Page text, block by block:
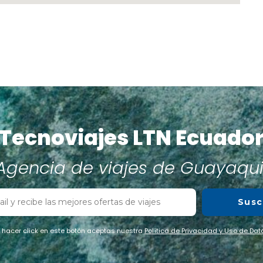
LTN
de viajes de
hacer click en este botón aceptas nuestraPolítica de Privacidad y Uso de